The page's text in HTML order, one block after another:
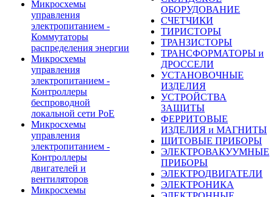
Микросхемы
управления
электропитанием -
Коммутаторы
распределения энергии
Микросхемы
управления
электропитанием -
Контроллеры
беспроводной
локальной сети PoE
Микросхемы
управления
электропитанием -
Контроллеры
двигателей и
вентиляторов
Микросхемы
ОБОРУДОВАНИЕ
СЧЕТЧИКИ
ТИРИСТОРЫ
ТРАНЗИСТОРЫ
ТРАНСФОРМАТОРЫ и
ДРОССЕЛИ
УСТАНОВОЧНЫЕ
ИЗДЕЛИЯ
УСТРОЙСТВА
ЗАЩИТЫ
ФЕРРИТОВЫЕ
ИЗДЕЛИЯ и МАГНИТЫ
ЩИТОВЫЕ ПРИБОРЫ
ЭЛЕКТРОВАКУУМНЫЕ
ПРИБОРЫ
ЭЛЕКТРОДВИГАТЕЛИ
ЭЛЕКТРОНИКА